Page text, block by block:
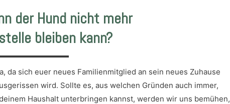
der Hund nicht mehr
bleiben kann?
da sich euer neues Familienmitglied an sein neues Zuhause
wird. Sollte es, aus welchen Gründen auch immer,
Haushalt unterbringen kannst, werden wir uns bemühen,